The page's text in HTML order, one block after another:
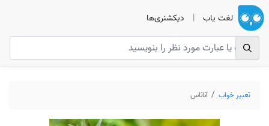
لغت یاب | دیکشنری‌ها
تعبیر خواب آناناس